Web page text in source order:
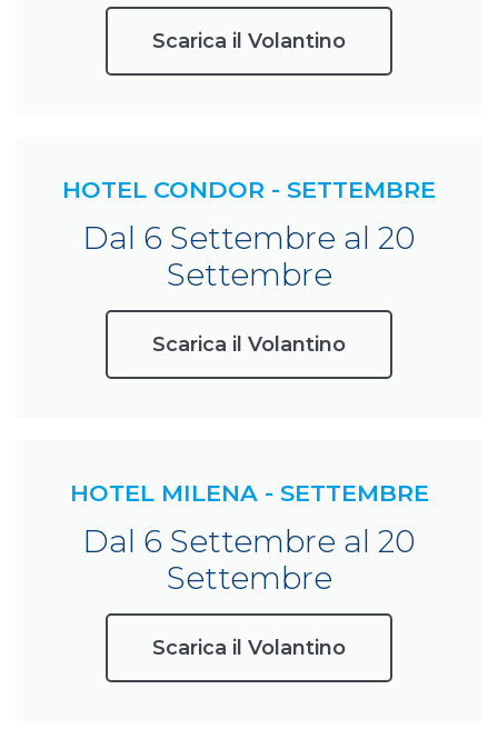
Scarica il Volantino
HOTEL CONDOR - SETTEMBRE
Dal 6 Settembre al 20
Settembre
Scarica il Volantino
HOTEL MILENA - SETTEMBRE
Dal 6 Settembre al 20
Settembre
Scarica il Volantino